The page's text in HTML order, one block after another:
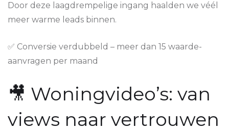
Door deze laagdrempelige ingang haalden we véél
meer warme leads binnen.
✅ Conversie verdubbeld – meer dan 15 waarde-
aanvragen per maand
🎥 Woningvideo’s: van
views naar vertrouwen